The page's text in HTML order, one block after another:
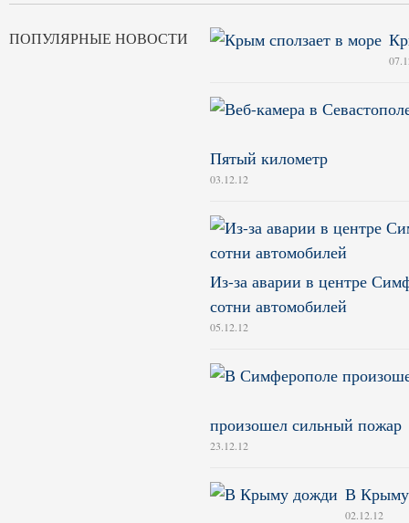
ПОПУЛЯРНЫЕ НОВОСТИ
Пятый километр
03.12.12
Из-за аварии в центре
сотни автомобилей
05.12.12
произошел сильный пожар
23.12.12
В
02.12.12